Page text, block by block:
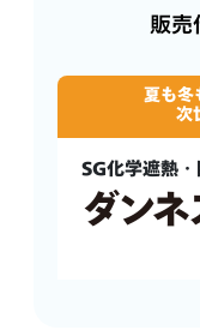
販売
夏も冬
次
SG化学遮熱
ダンネ